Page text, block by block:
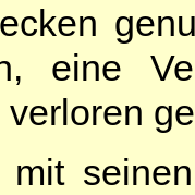
eine
mit